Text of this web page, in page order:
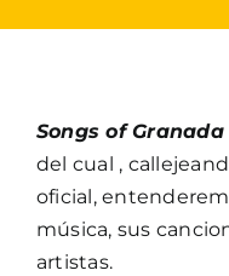
Songs of Granada
del cual ,
oficial,
música, sus
artistas.